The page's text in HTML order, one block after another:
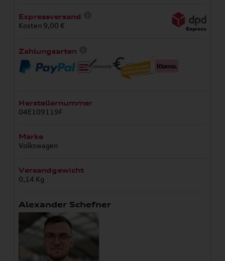
Expressversand
Kosten 9,00 €
Zahlungsarten
Herstellernummer
04E109119F
Marke
Volkswagen
Versandgewicht
0,14 Kg
Alexander Schefner